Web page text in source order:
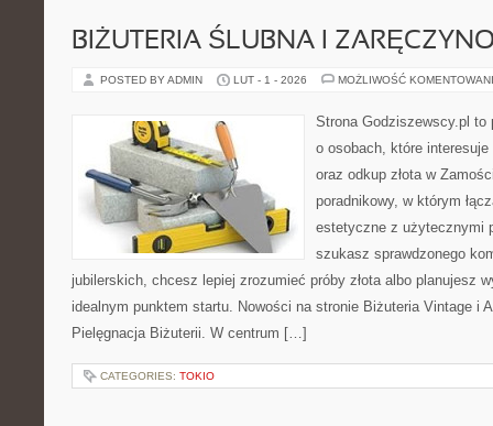
BIŻUTERIA ŚLUBNA I
POSTED BY ADMIN LUT - 1 - 2026 MOŻLIWOŚĆ
Strona Godziszewscy.pl to
o osobach, które
oraz odkup złota w
poradnikowy, w którym
estetyczne z użytecznymi
szukasz sprawdzonego
jubilerskich, chcesz lepiej zrozumieć próby złota albo planujesz
idealnym punktem startu. Nowości na stronie Biżuteria Vintage i
Pielęgnacja Biżuterii. W centrum […]
CATEGORIES: TOKIO